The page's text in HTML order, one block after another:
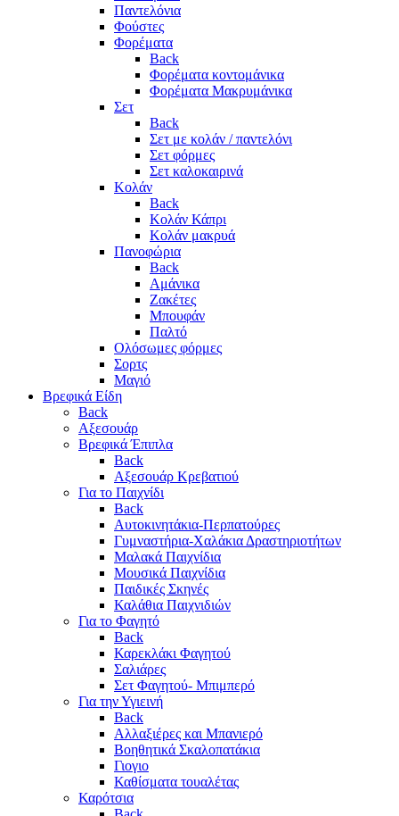
Παντελόνια
Φούστες
Φορέματα
Back
Φορέματα κοντομάνικα
Φορέματα Μακρυμάνικα
Σετ
Back
Σετ με κολάν / παντελόνι
Σετ φόρμες
Σετ καλοκαιρινά
Κολάν
Back
Κολάν Κάπρι
Κολάν μακρυά
Πανοφώρια
Back
Αμάνικα
Ζακέτες
Μπουφάν
Παλτό
Ολόσωμες φόρμες
Σορτς
Μαγιό
Βρεφικά Είδη
Back
Αξεσουάρ
Βρεφικά Έπιπλα
Back
Αξεσουάρ Κρεβατιού
Για το Παιχνίδι
Back
Αυτοκινητάκια-Περπατούρες
Γυμναστήρια-Χαλάκια Δραστηριοτήτων
Μαλακά Παιχνίδια
Μουσικά Παιχνίδια
Παιδικές Σκηνές
Καλάθια Παιχνιδιών
Για το Φαγητό
Back
Καρεκλάκι Φαγητού
Σαλιάρες
Σετ Φαγητού- Μπιμπερό
Για την Υγιεινή
Back
Αλλαξιέρες και Μπανιερό
Βοηθητικά Σκαλοπατάκια
Γιογιο
Καθίσματα τουαλέτας
Καρότσια